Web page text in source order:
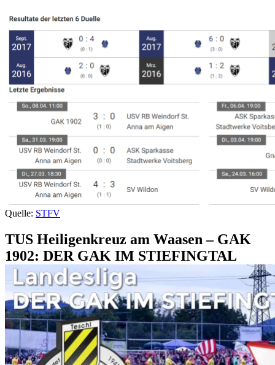
Quelle: STFV
TUS Heiligenkreuz am Waasen – GAK
1902: DER GAK IM STIEFINGTAL